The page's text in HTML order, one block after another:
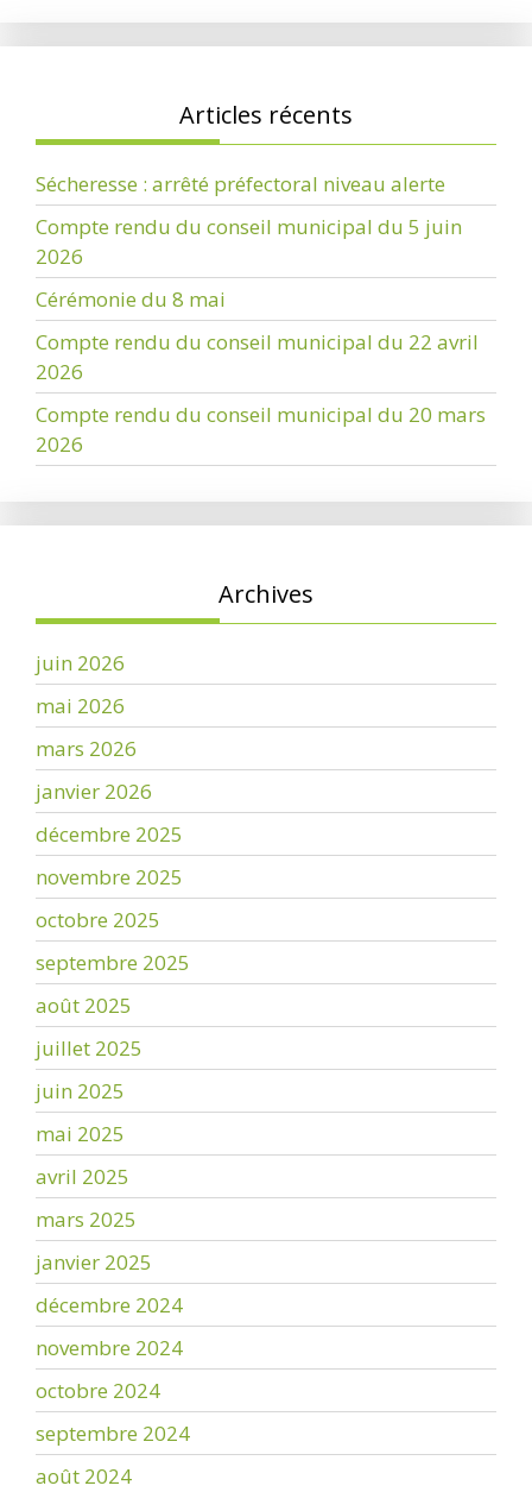
Articles récents
Sécheresse : arrêté préfectoral niveau alerte
Compte rendu du conseil municipal du 5 juin
2026
Cérémonie du 8 mai
Compte rendu du conseil municipal du 22 avril
2026
Compte rendu du conseil municipal du 20 mars
2026
Archives
juin 2026
mai 2026
mars 2026
janvier 2026
décembre 2025
novembre 2025
octobre 2025
septembre 2025
août 2025
juillet 2025
juin 2025
mai 2025
avril 2025
mars 2025
janvier 2025
décembre 2024
novembre 2024
octobre 2024
septembre 2024
août 2024